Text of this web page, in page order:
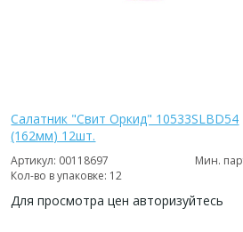
Салатник "Свит Оркид" 10533SLBD54
(162мм) 12шт.
Артикул: 00118697
Мин.
Кол-во в упаковке: 12
Для просмотра цен авторизуйтесь